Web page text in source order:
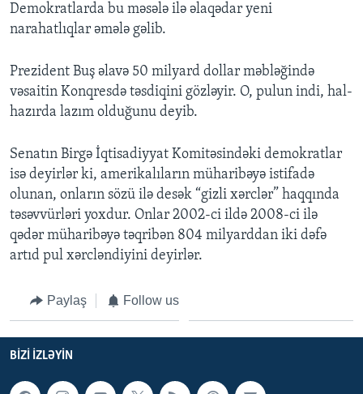
LEARNING ENGLISH
BIZI IZLƏYIN
Dillər
Demokratlarda bu məsələ ilə əlaqədar yeni
narahatlıqlar əmələ gəlib.
Prezident Buş əlavə 50 milyard dollar məbləğində
vəsaitin Konqresdə təsdiqini gözləyir. O, pulun indi, hal-
hazırda lazım olduğunu deyib.
Senatın Birgə İqtisadiyyat Komitəsindəki demokratlar
isə deyirlər ki, amerikalıların müharibəyə istifadə
olunan, onların sözü ilə desək “gizli xərclər” haqqında
təsəvvürləri yoxdur. Onlar 2002-ci ildə 2008-ci ilə
qədər müharibəyə təqribən 804 milyarddan iki dəfə
artıd pul xərcləndiyini deyirlər.
Paylaş Follow us
BIZI IZLƏYIN